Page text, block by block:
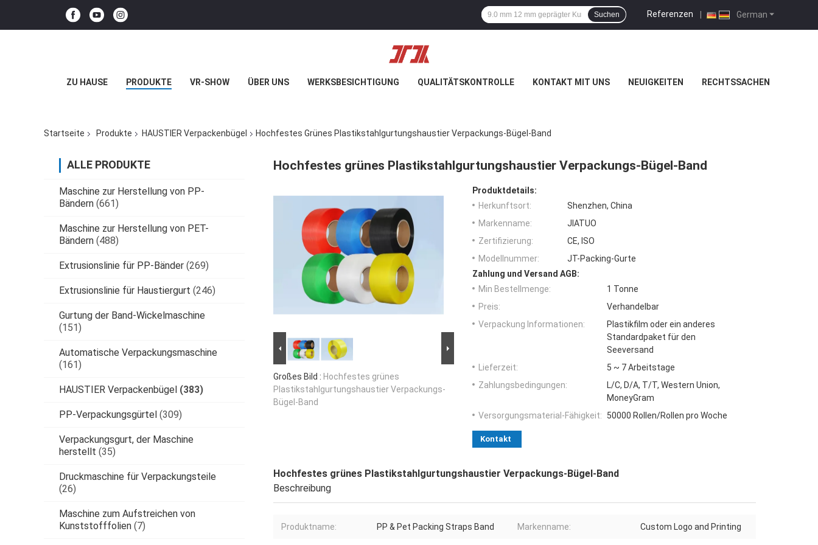
German
Referenzen |
Suchen
ZU HAUSE PRODUKTE VR-SHOW ÜBER UNS WERKSBESICHTIGUNG QUALITÄTSKONTROLLE KONTAKT MIT UNS NEUIGKEITEN RECHTSSACHEN
Startseite Produkte HAUSTIER Verpackenbügel Hochfestes Grünes Plastikstahlgurtungshaustier Verpackungs-Bügel-Band
ALLE PRODUKTE
Maschine zur Herstellung von PP-
Bändern (661)
Maschine zur Herstellung von PET-
Bändern (488)
Extrusionslinie für PP-Bänder (269)
Extrusionslinie für Haustiergurt (246)
Gurtung der Band-Wickelmaschine
(151)
Automatische Verpackungsmaschine
(161)
HAUSTIER Verpackenbügel (383)
PP-Verpackungsgürtel (309)
Verpackungsgurt, der Maschine
herstellt (35)
Druckmaschine für Verpackungsteile
(26)
Maschine zum Aufstreichen von
Kunststofffolien (7)
Hochfestes grünes Plastikstahlgurtungshaustier Verpackungs-Bügel-Band
Großes Bild : Hochfestes grünes
Plastikstahlgurtungshaustier Verpackungs-
Bügel-Band
Produktdetails:
Herkunftsort:
Shenzhen, China
Markenname:
JIATUO
Zertifizierung:
CE, ISO
Modellnummer:
JT-Packing-Gurte
Zahlung und Versand AGB:
Min Bestellmenge:
1 Tonne
Preis:
Verhandelbar
Verpackung Informationen:
Plastikfilm oder ein anderes
Standardpaket für den
Seeversand
Lieferzeit:
5 ~ 7 Arbeitstage
Zahlungsbedingungen:
L/C, D/A, T/T, Western Union,
MoneyGram
Versorgungsmaterial-Fähigkeit:
50000 Rollen/Rollen pro Woche
Kontakt
Hochfestes grünes Plastikstahlgurtungshaustier Verpackungs-Bügel-Band
Beschreibung
Produktname: PP & Pet Packing Straps Band Markenname: Custom Logo and Printing